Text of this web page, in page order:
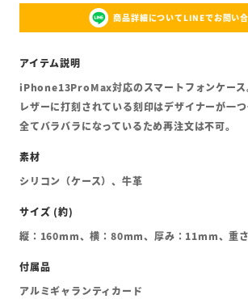
商品詳細についてLINEでお問い
iPhone13ProMax対応のスマートフォンケース
レザーに打刻されている刻印はデザイナーが一
全てバラバラになっているため再注文は不可。
シリコン（ケース）、牛革
縦：160mm、横：80mm、厚み：11mm、重
アルミギャランティカード